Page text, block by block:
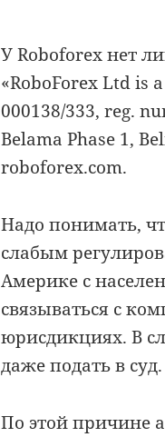
У Roboforex нет
«RoboForex Ltd is
000138/333, reg.
Belama Phase 1,
roboforex.com.
Надо понимать,
слабым
Америке с
связываться с
юрисдикциях. В
даже подать в суд.
По этой причине